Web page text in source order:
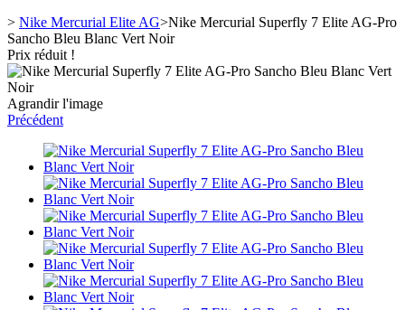
> Nike Mercurial Elite AG>Nike Mercurial Superfly 7 Elite AG-Pro
Sancho Bleu Blanc Vert Noir
Prix réduit !
Agrandir l'image
Précédent